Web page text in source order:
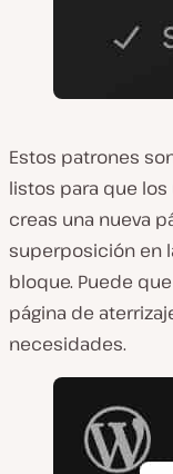
Estos patrones
listos para que
creas una nueva
superposición en
bloque. Puede
página de
necesidades.